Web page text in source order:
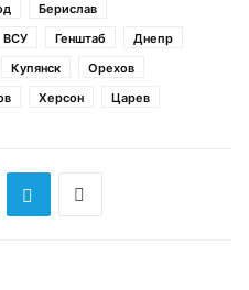
Берислав
ВСУ Генштаб
Днепр
Купянск
Орехов
Херсон Царев